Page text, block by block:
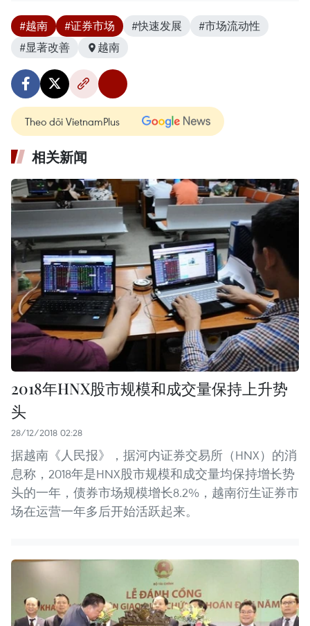
#越南 #证券市场 #快速发展
#市场流动性
#显著改善
越南
Theo dõi VietnamPlus
相关新闻
2018年HNX股市规模和成交量保持上升势
头
28/12/2018 02:28
据越南《人民报》，据河内证券交易所（HNX）的消
息称，2018年是HNX股市规模和成交量均保持增长势
头的一年，债券市场规模增长8.2%，越南衍生证券市
场在运营一年多后开始活跃起来。